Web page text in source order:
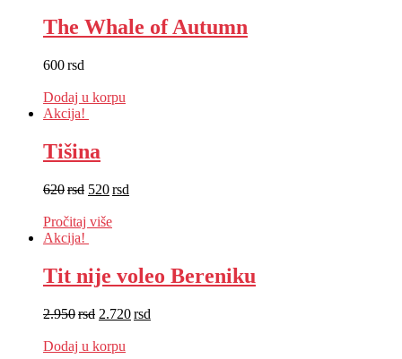
The Whale of Autumn
600rsd
Dodaj u korpu
Akcija!
Tišina
620rsd 520rsd
Pročitaj više
Akcija!
Tit nije voleo Bereniku
2.950rsd 2.720rsd
Dodaj u korpu